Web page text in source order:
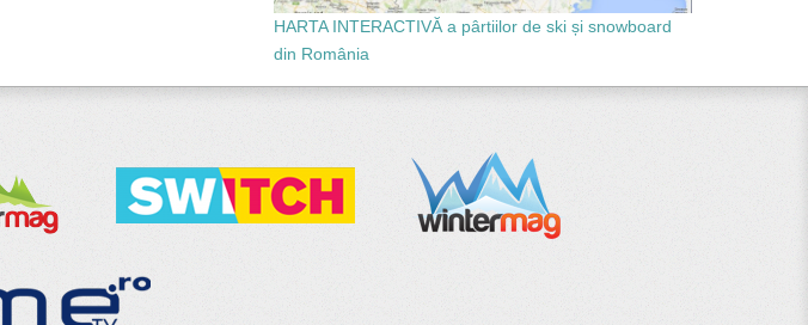
HARTA INTERACTIVĂ a pârtiilor de ski și snowboard
din România